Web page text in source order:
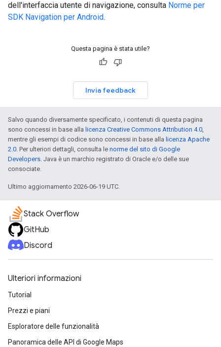
dell'interfaccia utente di navigazione, consulta Norme per
SDK Navigation per Android.
Questa pagina è stata utile?
Invia feedback
Salvo quando diversamente specificato, i contenuti di questa pagina
sono concessi in base alla licenza Creative Commons Attribution 4.0,
mentre gli esempi di codice sono concessi in base alla licenza Apache
2.0. Per ulteriori dettagli, consulta le norme del sito di Google
Developers. Java è un marchio registrato di Oracle e/o delle sue
consociate.
Ultimo aggiornamento 2026-06-19 UTC.
Stack Overflow
GitHub
Discord
Ulteriori informazioni
Tutorial
Prezzi e piani
Esploratore delle funzionalità
Panoramica delle API di Google Maps